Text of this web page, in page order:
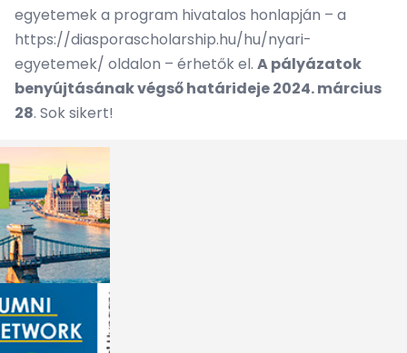
egyetemek a program hivatalos honlapján – a
https://diasporascholarship.hu/hu/nyari-
egyetemek/ oldalon – érhetők el. A pályázatok
benyújtásának végső határideje 2024. március
28. Sok sikert!